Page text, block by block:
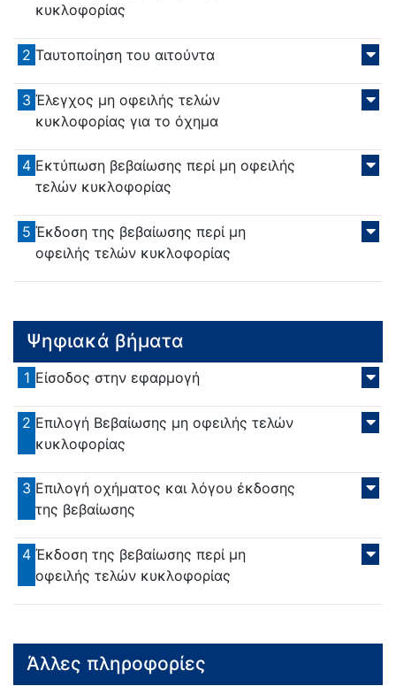
κυκλοφορίας
2 Ταυτοποίηση του αιτούντα
3 Έλεγχος μη οφειλής τελών
κυκλοφορίας για το όχημα
4 Εκτύπωση βεβαίωσης περί μη οφειλής
τελών κυκλοφορίας
5 Έκδοση της βεβαίωσης περί μη
οφειλής τελών κυκλοφορίας
Ψηφιακά βήματα
1 Είσοδος στην εφαρμογή
2 Επιλογή Βεβαίωσης μη οφειλής τελών
κυκλοφορίας
3 Επιλογή οχήματος και λόγου έκδοσης
της βεβαίωσης
4 Έκδοση της βεβαίωσης περί μη
οφειλής τελών κυκλοφορίας
Άλλες πληροφορίες